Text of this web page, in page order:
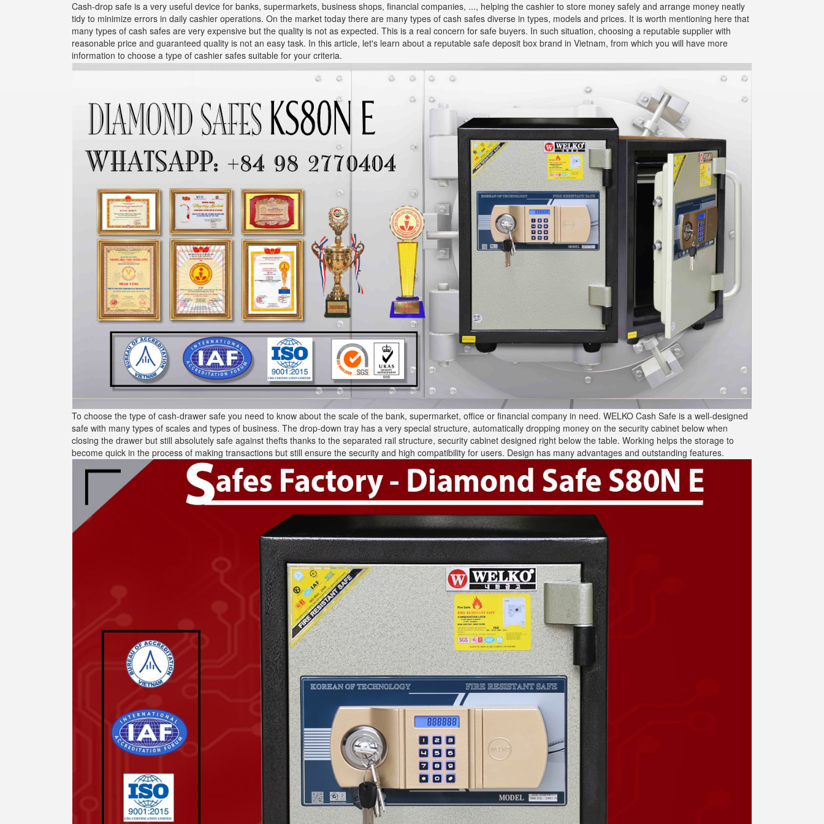
Cash-drop safe is a very useful device for banks, supermarkets, business shops, financial companies, ..., helping the cashier to store money safely and arrange money neatly
tidy to minimize errors in daily cashier operations. On the market today there are many types of cash safes diverse in types, models and prices. It is worth mentioning here that
many types of cash safes are very expensive but the quality is not as expected. This is a real concern for safe buyers. In such situation, choosing a reputable supplier with
reasonable price and guaranteed quality is not an easy task. In this article, let's learn about a reputable safe deposit box brand in Vietnam, from which you will have more
information to choose a type of cashier safes suitable for your criteria.
To choose the type of cash-drawer safe you need to know about the scale of the bank, supermarket, office or financial company in need. WELKO Cash Safe is a well-designed
safe with many types of scales and types of business. The drop-down tray has a very special structure, automatically dropping money on the security cabinet below when
closing the drawer but still absolutely safe against thefts thanks to the separated rail structure, security cabinet designed right below the table. Working helps the storage to
become quick in the process of making transactions but still ensure the security and high compatibility for users. Design has many advantages and outstanding features.